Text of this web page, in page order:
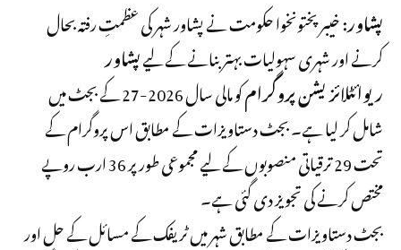
پشاور:خیبرپختونخوا حکومت نے پشاور شہر کی عظمتِ رفتہ بحال
کرنے اور شہری سہولیات بہتر بنانے کے لیےپشاور
ریوائٹلائزیشن پروگرام
کو مالی سال 2026-27 کے بجٹ میں
شامل کر لیا ہے۔ بجٹ دستاویزات کے مطابق اس پروگرام کے
تحت 29 ترقیاتی منصوبوں کے لیے مجموعی طور پر 36 ارب روپے
مختص کرنے کی تجویز دی گئی ہے۔
بجٹ دستاویزات کے مطابق شہر میں ٹریفک کے مسائل کے حل اور